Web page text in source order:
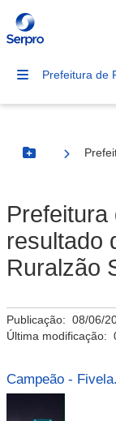
Prefeitura de
Botão Menu
Prefeitura
resultado
Ruralzão
Publicação: 08/06/
Última modificação:
Campeão -